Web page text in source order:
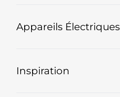
Appareils Électriques
Inspiration